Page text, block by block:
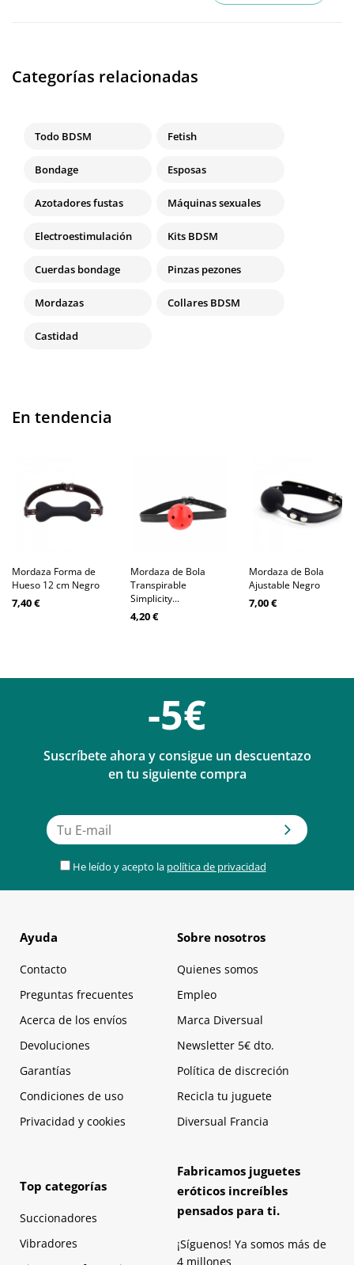
Categorías relacionadas
Todo BDSM Fetish
Bondage Esposas
Azotadores fustas Máquinas sexuales
Electroestimulación Kits BDSM
Cuerdas bondage Pinzas pezones
Mordazas Collares BDSM
Castidad
En tendencia
Mordaza Forma de
Hueso 12 cm Negro
7,40 €
Mordaza de Bola
Transpirable
Simplicity...
4,20 €
Mordaza de Bola
Ajustable Negro
7,00 €
-5€
Suscríbete ahora y consigue un descuentazo
en tu siguiente compra
He leído y acepto la política de privacidad
Ayuda
Contacto
Preguntas frecuentes
Acerca de los envíos
Devoluciones
Garantías
Condiciones de uso
Privacidad y cookies
Sobre nosotros
Quienes somos
Empleo
Marca Diversual
Newsletter 5€ dto.
Política de discreción
Recicla tu juguete
Diversual Francia
Top categorías
Succionadores
Vibradores
Fabricamos juguetes
eróticos increíbles
pensados para ti.
¡Síguenos! Ya somos más de
4 millones